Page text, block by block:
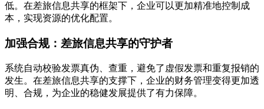
低。在差旅信息共享的框架下，企业可以更加精准地控制成
本，实现资源的优化配置。
加强合规：差旅信息共享的守护者
系统自动校验发票真伪、查重，避免了虚假发票和重复报销的
发生。在差旅信息共享的支撑下，企业的财务管理变得更加透
明、合规，为企业的稳健发展提供了有力保障。